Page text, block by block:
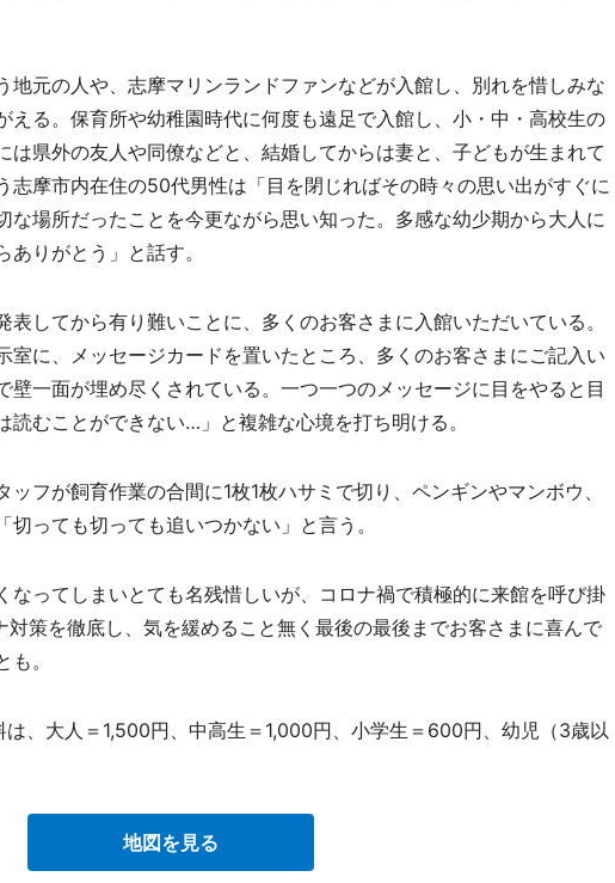
元の人や、志摩マリンランドファンなどが入館し、別れを惜しみな
える。保育所や幼稚園時代に何度も遠足で入館し、小・中・高校生の
は県外の友人や同僚などと、結婚してからは妻と、子どもが生まれて
志摩市内在住の50代男性は「目を閉じればその時々の思い出がすぐに
な場所だったことを今更ながら思い知った。多感な幼少期から大人に
りがとう」と話す。
してから有り難いことに、多くのお客さまに入館いただいている。
室に、メッセージカードを置いたところ、多くのお客さまにご記入い
壁一面が埋め尽くされている。一つ一つのメッセージに目をやると目
むことができない…」と複雑な心境を打ち明ける。
フが飼育作業の合間に1枚1枚ハサミで切り、ペンギンやマンボウ、
っても切っても追いつかない」と言う。
ってしまいとても名残惜しいが、コロナ禍で積極的に来館を呼び掛
策を徹底し、気を緩めること無く最後の最後までお客さまに喜んで
。
、大人＝1,500円、中高生＝1,000円、小学生＝600円、幼児（3歳以
地図を見る